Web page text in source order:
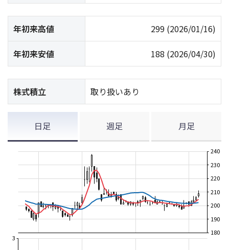
年初来高値 299 (2026/01/16)
年初来安値 188 (2026/04/30)
株式積立 取り扱いあり
日足 週足 月足
180
190
200
210
220
230
240
3